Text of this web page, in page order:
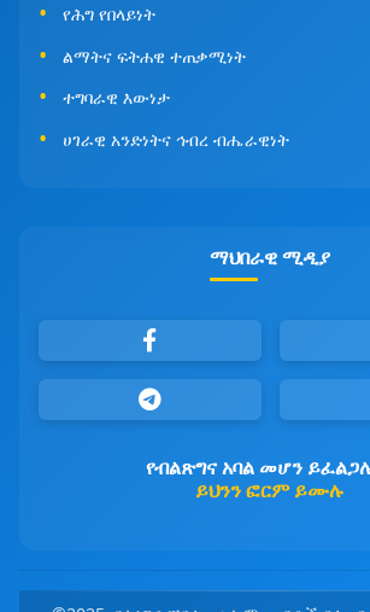
የሕግ የበላይነት
ልማትና ፍትሐዊ ተጠቃሚነት
ተግባራዊ እውነታ
ሀገራዊ አንድነትና ኅብረ ብሔራዊነት
ማህበራዊ ሚዲያ
የብልጽግና አባል መሆን
ይህንን ፎርም ይሙሉ